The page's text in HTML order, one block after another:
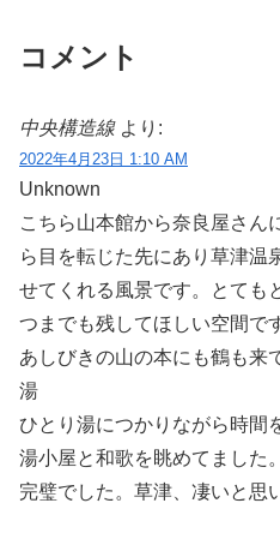
コメント
中央構造線 より:
2022年4月23日 1:10 AM
Unknown
こちら山本館から奈良屋さん
ら目を転じた先にあり草津温
せてくれる風景です。とても
つまでも残してほしい空間で
あしびきの山の本にも鶴も来
湯
ひとり湯につかりながら時間
湯小屋と和歌を眺めてました。
完璧でした。草津、凄いと思